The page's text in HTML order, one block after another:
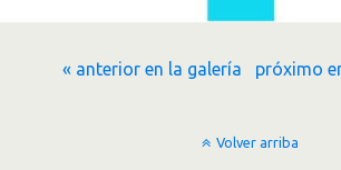
« anterior en la galería próximo
Volver arriba